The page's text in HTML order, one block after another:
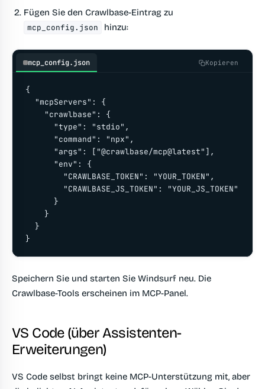
Fügen Sie den Crawlbase-Eintrag zu
mcp_config.json hinzu:
mcp_config.json Kopieren
{
  "mcpServers": {
    "crawlbase": {
      "type": "stdio",
      "command": "npx",
      "args": ["@crawlbase/mcp@latest"],
      "env": {
        "CRAWLBASE_TOKEN": "YOUR_TOKEN",
        "CRAWLBASE_JS_TOKEN": "YOUR_JS_TOKEN"
      }
    }
  }
}
Speichern Sie und starten Sie Windsurf neu. Die
Crawlbase-Tools erscheinen im MCP-Panel.
VS Code (über Assistenten-
Erweiterungen)
VS Code selbst bringt keine MCP-Unterstützung mit, aber